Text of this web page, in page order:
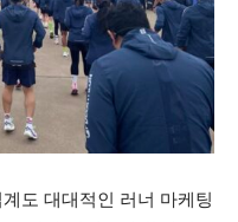
도 대대적인 러너 마케팅